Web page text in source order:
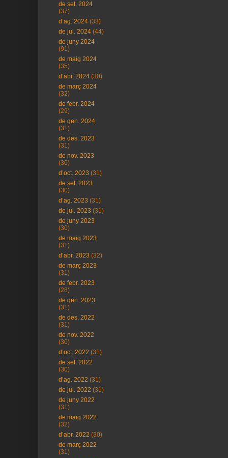
de set. 2024
(37)
d’ag. 2024 (33)
de jul. 2024 (44)
de juny 2024
(91)
de maig 2024
(35)
d’abr. 2024 (30)
de març 2024
(32)
de febr. 2024
(29)
de gen. 2024
(31)
de des. 2023
(31)
de nov. 2023
(30)
d’oct. 2023 (31)
de set. 2023
(30)
d’ag. 2023 (31)
de jul. 2023 (31)
de juny 2023
(30)
de maig 2023
(31)
d’abr. 2023 (32)
de març 2023
(31)
de febr. 2023
(28)
de gen. 2023
(31)
de des. 2022
(31)
de nov. 2022
(30)
d’oct. 2022 (31)
de set. 2022
(30)
d’ag. 2022 (31)
de jul. 2022 (31)
de juny 2022
(31)
de maig 2022
(32)
d’abr. 2022 (30)
de març 2022
(31)